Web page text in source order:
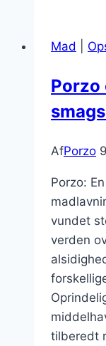
Mad
AfPorzo
Porzo:
vundet
verden
tilberedt